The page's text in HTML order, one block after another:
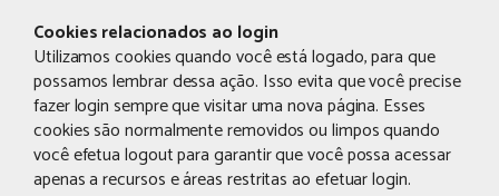
Cookies relacionados ao login
Utilizamos cookies quando você está logado, para que
possamos lembrar dessa ação. Isso evita que você precise
fazer login sempre que visitar uma nova página. Esses
cookies são normalmente removidos ou limpos quando
você efetua logout para garantir que você possa acessar
apenas a recursos e áreas restritas ao efetuar login.